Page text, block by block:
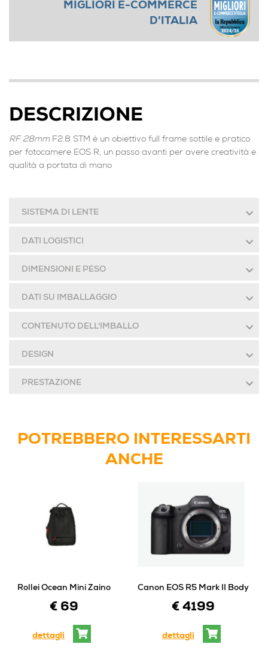
MIGLIORI E-COMMERCE
D'ITALIA
DESCRIZIONE
RF 28mm F2.8 STM è un obiettivo full frame sottile e pratico
per fotocamere EOS R, un passo avanti per avere creatività e
qualità a portata di mano
SISTEMA DI LENTE
DATI LOGISTICI
DIMENSIONI E PESO
DATI SU IMBALLAGGIO
CONTENUTO DELL'IMBALLO
DESIGN
PRESTAZIONE
POTREBBERO INTERESSARTI
ANCHE
Rollei Ocean Mini Zaino
€ 69
dettagli
Canon EOS R5 Mark II Body
€ 4199
dettagli